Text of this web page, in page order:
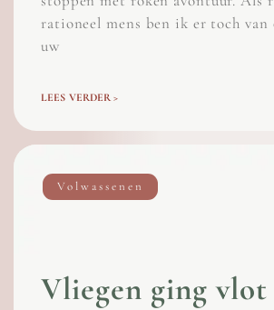
rationeel mens ben ik er toch
uw
LEES VERDER >
Volwassenen
Vliegen ging vlot